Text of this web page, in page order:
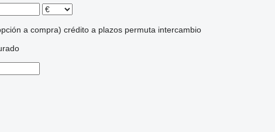
a compra) crédito a plazos permuta intercambio